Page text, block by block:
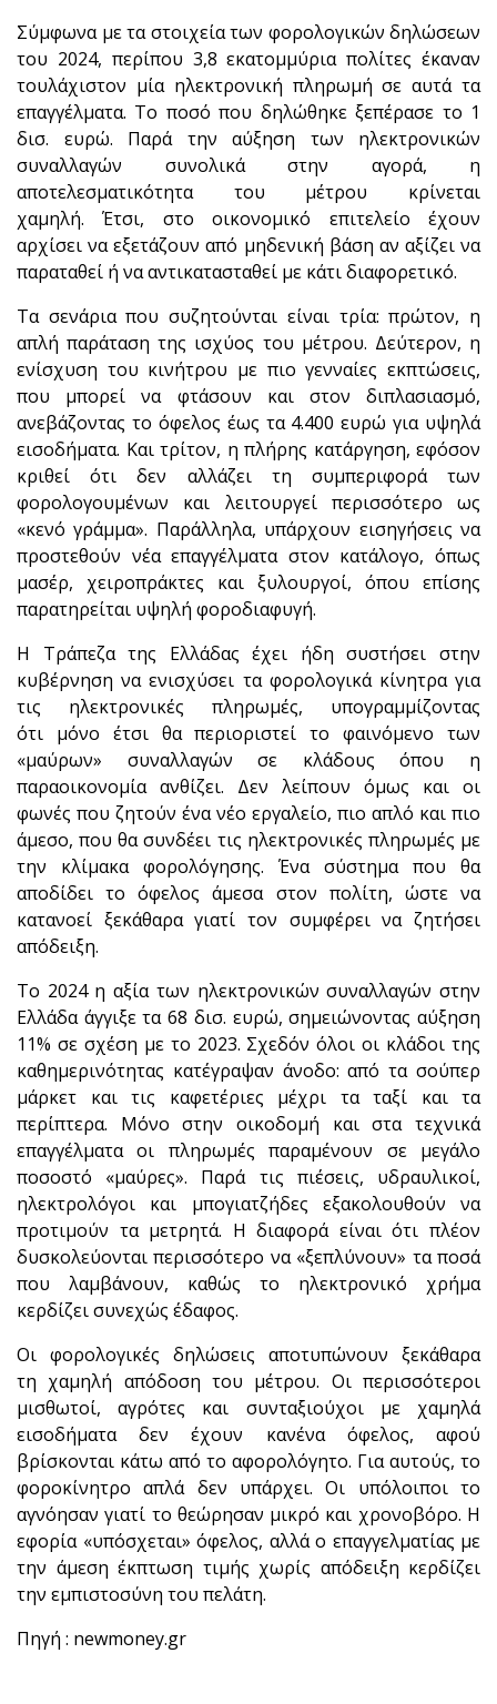
Σύμφωνα με τα στοιχεία των φορολογικών δηλώσεων
του 2024, περίπου 3,8 εκατομμύρια πολίτες έκαναν
τουλάχιστον μία ηλεκτρονική πληρωμή σε αυτά τα
επαγγέλματα. Το ποσό που δηλώθηκε ξεπέρασε το 1
δισ. ευρώ. Παρά την αύξηση των ηλεκτρονικών
συναλλαγών συνολικά στην αγορά, η
αποτελεσματικότητα του μέτρου κρίνεται
χαμηλή. Έτσι, στο οικονομικό επιτελείο έχουν
αρχίσει να εξετάζουν από μηδενική βάση αν αξίζει να
παραταθεί ή να αντικατασταθεί με κάτι διαφορετικό.
Τα σενάρια που συζητούνται είναι τρία: πρώτον, η
απλή παράταση της ισχύος του μέτρου. Δεύτερον, η
ενίσχυση του κινήτρου με πιο γενναίες εκπτώσεις,
που μπορεί να φτάσουν και στον διπλασιασμό,
ανεβάζοντας το όφελος έως τα 4.400 ευρώ για υψηλά
εισοδήματα. Και τρίτον, η πλήρης κατάργηση, εφόσον
κριθεί ότι δεν αλλάζει τη συμπεριφορά των
φορολογουμένων και λειτουργεί περισσότερο ως
«κενό γράμμα». Παράλληλα, υπάρχουν εισηγήσεις να
προστεθούν νέα επαγγέλματα στον κατάλογο, όπως
μασέρ, χειροπράκτες και ξυλουργοί, όπου επίσης
παρατηρείται υψηλή φοροδιαφυγή.
Η Τράπεζα της Ελλάδας έχει ήδη συστήσει στην
κυβέρνηση να ενισχύσει τα φορολογικά κίνητρα για
τις ηλεκτρονικές πληρωμές, υπογραμμίζοντας
ότι μόνο έτσι θα περιοριστεί το φαινόμενο των
«μαύρων» συναλλαγών σε κλάδους όπου η
παραοικονομία ανθίζει. Δεν λείπουν όμως και οι
φωνές που ζητούν ένα νέο εργαλείο, πιο απλό και πιο
άμεσο, που θα συνδέει τις ηλεκτρονικές πληρωμές με
την κλίμακα φορολόγησης. Ένα σύστημα που θα
αποδίδει το όφελος άμεσα στον πολίτη, ώστε να
κατανοεί ξεκάθαρα γιατί τον συμφέρει να ζητήσει
απόδειξη.
Το 2024 η αξία των ηλεκτρονικών συναλλαγών στην
Ελλάδα άγγιξε τα 68 δισ. ευρώ, σημειώνοντας αύξηση
11% σε σχέση με το 2023. Σχεδόν όλοι οι κλάδοι της
καθημερινότητας κατέγραψαν άνοδο: από τα σούπερ
μάρκετ και τις καφετέριες μέχρι τα ταξί και τα
περίπτερα. Μόνο στην οικοδομή και στα τεχνικά
επαγγέλματα οι πληρωμές παραμένουν σε μεγάλο
ποσοστό «μαύρες». Παρά τις πιέσεις, υδραυλικοί,
ηλεκτρολόγοι και μπογιατζήδες εξακολουθούν να
προτιμούν τα μετρητά. Η διαφορά είναι ότι πλέον
δυσκολεύονται περισσότερο να «ξεπλύνουν» τα ποσά
που λαμβάνουν, καθώς το ηλεκτρονικό χρήμα
κερδίζει συνεχώς έδαφος.
Οι φορολογικές δηλώσεις αποτυπώνουν ξεκάθαρα
τη χαμηλή απόδοση του μέτρου. Οι περισσότεροι
μισθωτοί, αγρότες και συνταξιούχοι με χαμηλά
εισοδήματα δεν έχουν κανένα όφελος, αφού
βρίσκονται κάτω από το αφορολόγητο. Για αυτούς, το
φοροκίνητρο απλά δεν υπάρχει. Οι υπόλοιποι το
αγνόησαν γιατί το θεώρησαν μικρό και χρονοβόρο. Η
εφορία «υπόσχεται» όφελος, αλλά ο επαγγελματίας με
την άμεση έκπτωση τιμής χωρίς απόδειξη κερδίζει
την εμπιστοσύνη του πελάτη.
Πηγή : newmoney.gr